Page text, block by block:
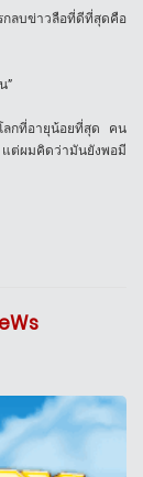
กลบข่าวลือที่ดีที่สุดคือ
”
ลกที่อายุน้อยที่สุด คน
ต่ผมคิดว่ามันยังพอมี